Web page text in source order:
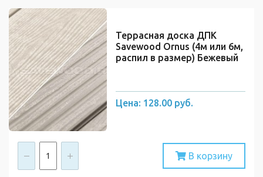
Террасная доска ДПК
Savewood Ornus (4м или 6м,
распил в размер) Бежевый
Цена: 128.00 руб.
В корзину